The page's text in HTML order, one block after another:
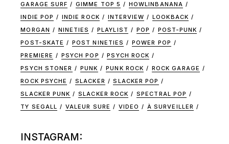
GARAGE SURF
GIMME TOP 5
HOWLINBANANA
INDIE POP
INDIE ROCK INTERVIEW
LOOKBACK
MORGAN
NINETIES PLAYLIST POP
POST-PUNK
POST-SKATE
POST NINETIES
POWER POP
PREMIERE
PSYCH POP
PSYCH ROCK
PSYCH STONER
PUNK PUNK ROCK
ROCK GARAGE
ROCK PSYCHE
SLACKER
SLACKER POP
SLACKER PUNK
SLACKER ROCK
SPECTRAL POP
TY SEGALL
VALEUR SURE VIDEO À SURVEILLER
INSTAGRAM: